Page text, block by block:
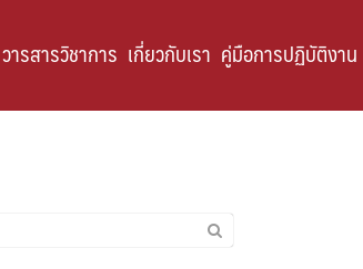
วารสารวิชาการ เกี่ยวกับเรา คู่มือการปฏิบัติงาน